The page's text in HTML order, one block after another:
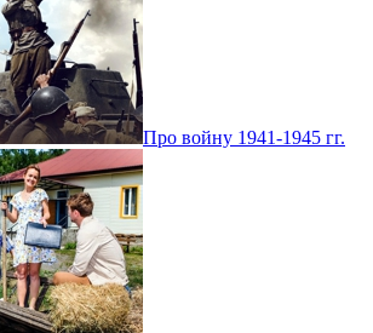
Про войну 1941-1945 гг.